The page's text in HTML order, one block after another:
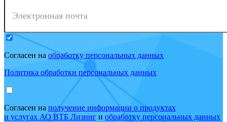
Электронная почта
Согласен на обработку персональных данных
Политика обработки персональных данных
Согласен на получение информации о продуктах
и услугах АО ВТБ Лизинг и обработку персональных данных